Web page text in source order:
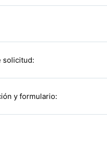
solicitud:
y formulario: